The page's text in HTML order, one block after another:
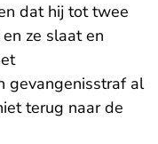
dat hij tot twee
ze slaat en
gevangenisstraf al
terug naar de